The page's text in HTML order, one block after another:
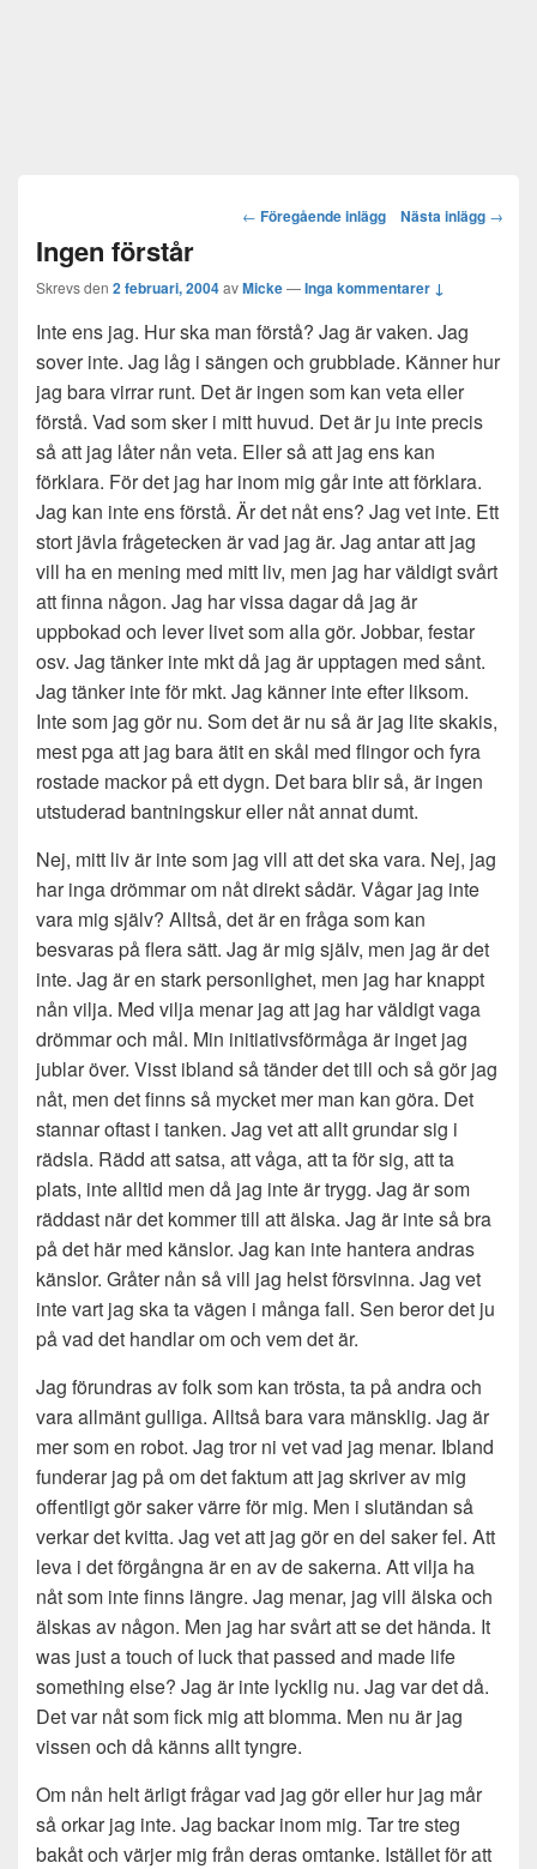
Post
← Föregående inlägg Nästa inlägg →
Ingen förstår
Skrevs den 2 februari, 2004avMicke—Inga kommentarer ↓
Inte ens jag. Hur ska man förstå? Jag är vaken. Jag
sover inte. Jag låg i sängen och grubblade. Känner hur
jag bara virrar runt. Det är ingen som kan veta eller
förstå. Vad som sker i mitt huvud. Det är ju inte precis
så att jag låter nån veta. Eller så att jag ens kan
förklara. För det jag har inom mig går inte att förklara.
Jag kan inte ens förstå. Är det nåt ens? Jag vet inte. Ett
stort jävla frågetecken är vad jag är. Jag antar att jag
vill ha en mening med mitt liv, men jag har väldigt svårt
att finna någon. Jag har vissa dagar då jag är
uppbokad och lever livet som alla gör. Jobbar, festar
osv. Jag tänker inte mkt då jag är upptagen med sånt.
Jag tänker inte för mkt. Jag känner inte efter liksom.
Inte som jag gör nu. Som det är nu så är jag lite skakis,
mest pga att jag bara ätit en skål med flingor och fyra
rostade mackor på ett dygn. Det bara blir så, är ingen
utstuderad bantningskur eller nåt annat dumt.
Nej, mitt liv är inte som jag vill att det ska vara. Nej, jag
har inga drömmar om nåt direkt sådär. Vågar jag inte
vara mig själv? Alltså, det är en fråga som kan
besvaras på flera sätt. Jag är mig själv, men jag är det
inte. Jag är en stark personlighet, men jag har knappt
nån vilja. Med vilja menar jag att jag har väldigt vaga
drömmar och mål. Min initiativsförmåga är inget jag
jublar över. Visst ibland så tänder det till och så gör jag
nåt, men det finns så mycket mer man kan göra. Det
stannar oftast i tanken. Jag vet att allt grundar sig i
rädsla. Rädd att satsa, att våga, att ta för sig, att ta
plats, inte alltid men då jag inte är trygg. Jag är som
räddast när det kommer till att älska. Jag är inte så bra
på det här med känslor. Jag kan inte hantera andras
känslor. Gråter nån så vill jag helst försvinna. Jag vet
inte vart jag ska ta vägen i många fall. Sen beror det ju
på vad det handlar om och vem det är.
Jag förundras av folk som kan trösta, ta på andra och
vara allmänt gulliga. Alltså bara vara mänsklig. Jag är
mer som en robot. Jag tror ni vet vad jag menar. Ibland
funderar jag på om det faktum att jag skriver av mig
offentligt gör saker värre för mig. Men i slutändan så
verkar det kvitta. Jag vet att jag gör en del saker fel. Att
leva i det förgångna är en av de sakerna. Att vilja ha
nåt som inte finns längre. Jag menar, jag vill älska och
älskas av någon. Men jag har svårt att se det hända. It
was just a touch of luck that passed and made life
something else? Jag är inte lycklig nu. Jag var det då.
Det var nåt som fick mig att blomma. Men nu är jag
vissen och då känns allt tyngre.
Om nån helt ärligt frågar vad jag gör eller hur jag mår
så orkar jag inte. Jag backar inom mig. Tar tre steg
bakåt och värjer mig från deras omtanke. Istället för att